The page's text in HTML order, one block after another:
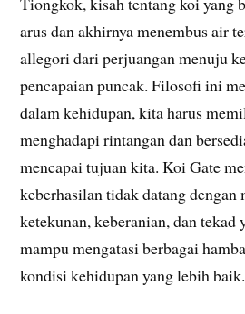
arus dan akhirnya menembus air
allegori dari perjuangan menuju
pencapaian puncak. Filosofi ini
dalam kehidupan, kita harus
menghadapi rintangan dan
mencapai tujuan kita. Koi Gate
keberhasilan tidak datang
ketekunan, keberanian, dan tekad
mampu mengatasi berbagai
kondisi kehidupan yang lebih baik.